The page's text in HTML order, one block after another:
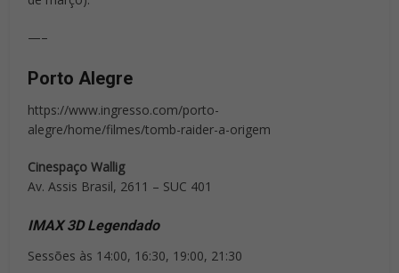
—–
Porto Alegre
https://www.ingresso.com/porto-
alegre/home/filmes/tomb-raider-a-origem
Cinespaço Wallig
Av. Assis Brasil, 2611 – SUC 401
IMAX 3D Legendado
Sessões às 14:00, 16:30, 19:00, 21:30